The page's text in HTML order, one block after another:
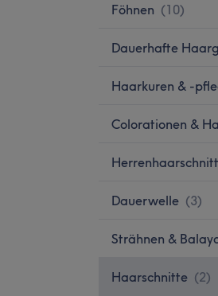
Föhnen (10)
Dauerhafte
Haarkuren & -
Colorationen &
Dauerwelle (3)
Strähnen &
Haarschnitte (2)